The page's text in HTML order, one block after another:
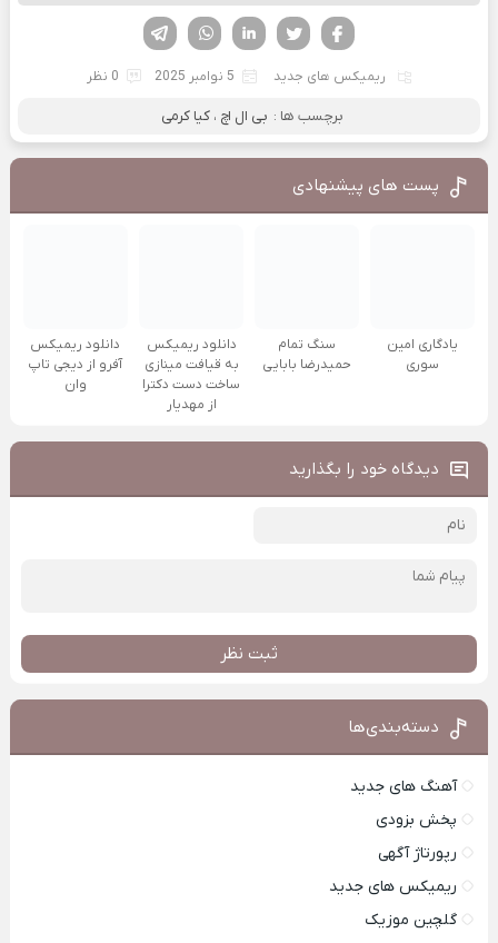
لینکدین تویتر
فیسوک
ریمیکس های جدید 5 نوامبر 2025 0 نظر
برچسب ها : بی ال اچ ، کیا کرمی
پست های پیشنهادی
یادگاری امین
سوری
سنگ تمام
حمیدرضا بابایی
دانلود ریمیکس
به قیافت مینازی
ساخت دست دکترا
از مهدیار
دانلود ریمیکس
آفرو از ديجی تاپ
وان
دیدگاه خود را بگذارید
ثبت نظر
دسته‌بندی‌ها
آهنگ های جدید
پخش بزودی
رپورتاژ آگهی
ریمیکس های جدید
گلچین موزیک